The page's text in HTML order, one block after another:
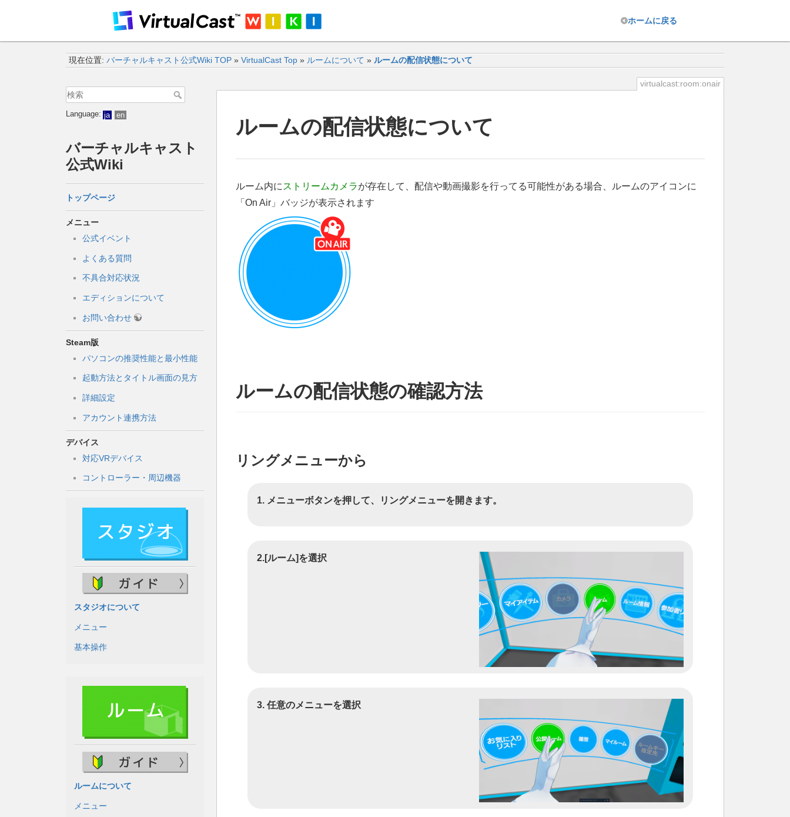
ホームに戻る
現在位置: バーチャルキャスト公式Wiki TOP» VirtualCast Top» ルームについて » ルームの配信状態について
Language: ja en
バーチャルキャスト
公式Wiki
トップページ
メニュー
公式イベント
よくある質問
不具合対応状況
エディションについて
お問い合わせ
Steam版
パソコンの推奨性能と最小性能
起動方法とタイトル画面の見方
詳細設定
アカウント連携方法
デバイス
対応VRデバイス
コントローラー・周辺機器
スタジオについて
メニュー
基本操作
ルームについて
メニュー
virtualcast:room:onair
ルームの配信状態について
ルーム内にストリームカメラが存在して、配信や動画撮影を行ってる可能性がある場合、ルームのアイコンに
「On Air」バッジが表示されます
ルームの配信状態の確認方法
リングメニューから
1. メニューボタンを押して、リングメニューを開きます。
2.[ルーム]を選択
3. 任意のメニューを選択